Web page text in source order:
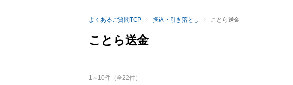
よくあるご質問TOP 振込・引き落とし ことら送金
ことら送金
1 ～ 10件（全22件）